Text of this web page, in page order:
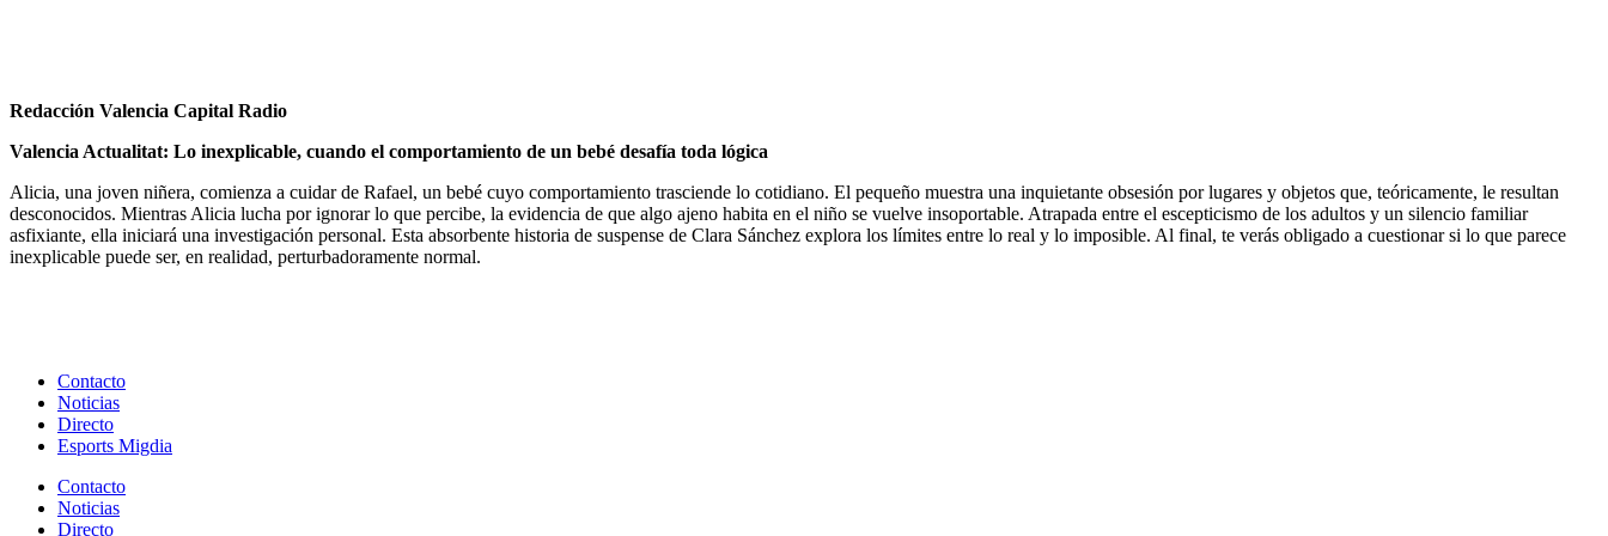
Redacción Valencia Capital Radio
Valencia Actualitat: Lo inexplicable, cuando el comportamiento de un bebé desafía toda lógica
Alicia, una joven niñera, comienza a cuidar de Rafael, un bebé cuyo comportamiento trasciende lo cotidiano. El pequeño muestra una inquietante obsesión por lugares y objetos que, teóricamente, le resultan
desconocidos. Mientras Alicia lucha por ignorar lo que percibe, la evidencia de que algo ajeno habita en el niño se vuelve insoportable. Atrapada entre el escepticismo de los adultos y un silencio familiar
asfixiante, ella iniciará una investigación personal. Esta absorbente historia de suspense de Clara Sánchez explora los límites entre lo real y lo imposible. Al final, te verás obligado a cuestionar si lo que parece
inexplicable puede ser, en realidad, perturbadoramente normal.
Contacto
Noticias
Directo
Esports Migdia
Contacto
Noticias
Directo